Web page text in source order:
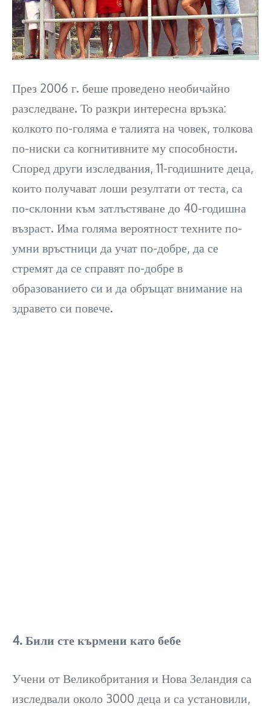
През 2006 г. беше проведено необичайно
разследване. То разкри интересна връзка:
колкото по-голяма е талията на човек, толкова
по-ниски са когнитивните му способности.
Според други изследвания, 11-годишните деца,
които получават лоши резултати от теста, са
по-склонни към затлъстяване до 40-годишна
възраст. Има голяма вероятност техните по-
умни връстници да учат по-добре, да се
стремят да се справят по-добре в
образованието си и да обръщат внимание на
здравето си повече.
4. Били сте кърмени като бебе
Учени от Великобритания и Нова Зеландия са
изследвали около 3000 деца и са установили,